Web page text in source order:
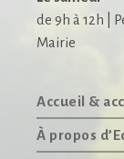
de 9h à 12h |
Mairie
Accueil &
À propos